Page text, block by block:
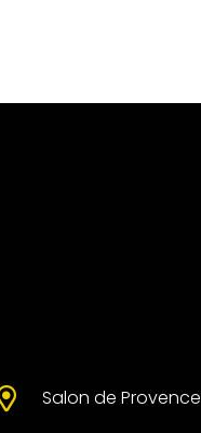
Salon de Provence